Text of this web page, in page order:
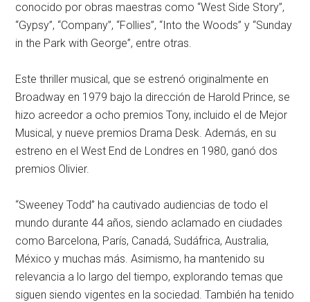
conocido por obras maestras como “West Side Story”,
“Gypsy”, “Company”, “Follies”, “Into the Woods” y “Sunday
in the Park with George”, entre otras.
Este thriller musical, que se estrenó originalmente en
Broadway en 1979 bajo la dirección de Harold Prince, se
hizo acreedor a ocho premios Tony, incluido el de Mejor
Musical, y nueve premios Drama Desk. Además, en su
estreno en el West End de Londres en 1980, ganó dos
premios Olivier.
“Sweeney Todd” ha cautivado audiencias de todo el
mundo durante 44 años, siendo aclamado en ciudades
como Barcelona, París, Canadá, Sudáfrica, Australia,
México y muchas más. Asimismo, ha mantenido su
relevancia a lo largo del tiempo, explorando temas que
siguen siendo vigentes en la sociedad. También ha tenido